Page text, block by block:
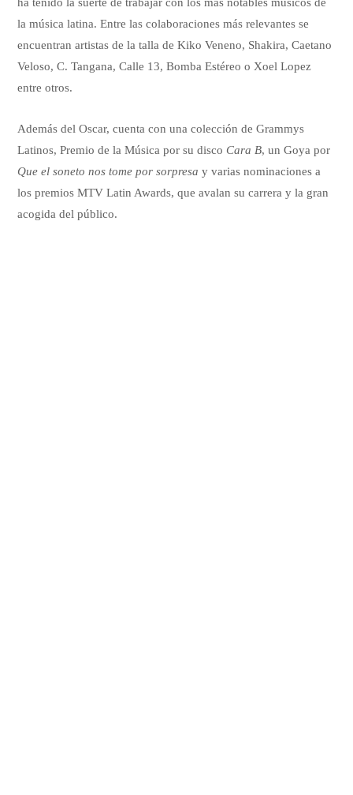
la música latina. Entre las colaboraciones más relevantes se
encuentran artistas de la talla de Kiko Veneno, Shakira, Caetano
Veloso, C. Tangana, Calle 13, Bomba Estéreo o Xoel Lopez
entre otros.
Además del Oscar, cuenta con una colección de Grammys
Latinos, Premio de la Música por su disco Cara B, un Goya por
Que el soneto nos tome por sorpresay varias nominaciones a
los premios MTV Latin Awards, que avalan su carrera y la gran
acogida del público.